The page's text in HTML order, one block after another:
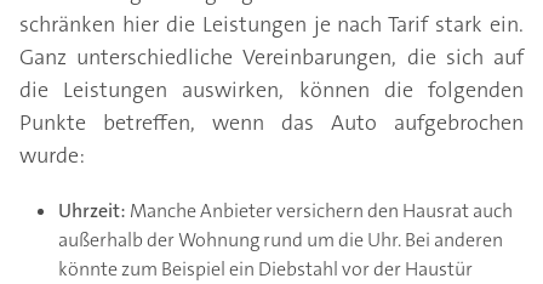
schränken hier die Leistungen je nach Tarif stark ein.
Ganz unterschiedliche Vereinbarungen, die sich auf
die Leistungen auswirken, können die folgenden
Punkte betreffen, wenn das Auto aufgebrochen
wurde:
Uhrzeit: Manche Anbieter versichern den Hausrat auch
außerhalb der Wohnung rund um die Uhr. Bei anderen
könnte zum Beispiel ein Diebstahl vor der Haustür